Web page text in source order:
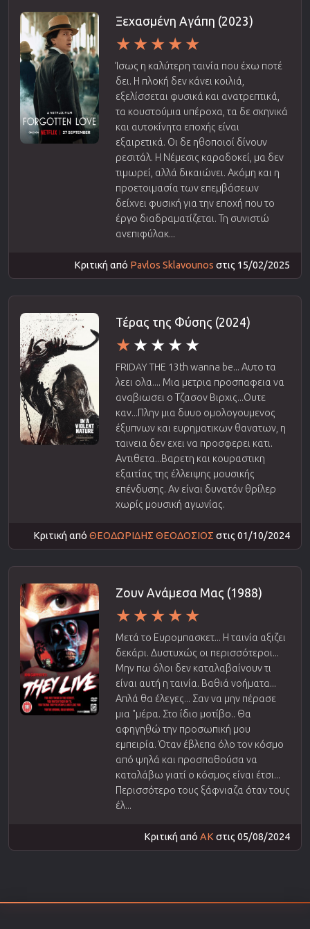
Ξεχασμένη Αγάπη (2023)
Ίσως η καλύτερη ταινία που έχω ποτέ
δει. Η πλοκή δεν κάνει κοιλιά,
εξελίσσεται φυσικά και ανατρεπτικά,
τα κουστούμια υπέροχα, τα δε σκηνικά
και αυτοκίνητα εποχής είναι
εξαιρετικά. Οι δε ηθοποιοί δίνουν
ρεσιτάλ. Η Νέμεσις καραδοκεί, μα δεν
τιμωρεί, αλλά δικαιώνει. Ακόμη και η
προετοιμασία των επεμβάσεων
δείχνει φυσική για την εποχή που το
έργο διαδραματίζεται. Τη συνιστώ
ανεπιφύλακ...
Κριτική από Pavlos Sklavounos στις 15/02/2025
Τέρας της Φύσης (2024)
FRIDAY THE 13th wanna be... Αυτο τα
λεει ολα.... Μια μετρια προσπαφεια να
αναβιωσει ο Τζασον Βιρχις...Ουτε
καν...Πλην μια δυυο ομολογουμενος
έξυπνων και ευρηματικων θανατων, η
ταινεια δεν εχει να προσφερει κατι.
Αντιθετα...Βαρετη και κουραστικη
εξαιτίας της έλλειψης μουσικής
επένδυσης. Αν είναι δυνατόν θρίλερ
χωρίς μουσική αγωνίας.
Κριτική από ΘΕΟΔΩΡΙΔΗΣ ΘΕΟΔΟΣΙΟΣ στις 01/10/2024
Ζουν Ανάμεσα Μας (1988)
Μετά το Ευρομπασκετ... Η ταινία αξιζει
δεκάρι. Δυστυχώς οι περισσότεροι...
Μην πω όλοι δεν καταλαβαίνουν τι
είναι αυτή η ταινία. Βαθιά νοήματα...
Απλά θα έλεγες... Σαν να μην πέρασε
μια "μέρα. Στο ίδιο μοτίβο.. Θα
αφηγηθώ την προσωπική μου
εμπειρία. Όταν έβλεπα όλο τον κόσμο
από ψηλά και προσπαθούσα να
καταλάβω γιατί ο κόσμος είναι έτσι...
Περισσότερο τους ξάφνιαζα όταν τους
έλ...
Κριτική από AK στις 05/08/2024